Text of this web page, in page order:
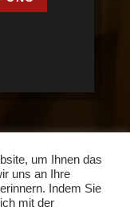
AGB
um Ihnen das
uns an Ihre
Indem Sie
mit der